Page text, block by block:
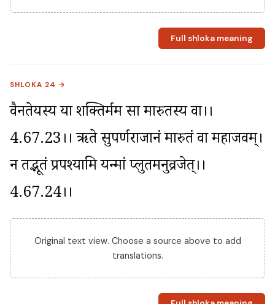
Full shloka meaning
SHLOKA 24 →
वैनतेयस्य या शक्तिर्मम सा मारुतस्य वा।।
4.67.23।। ऋते सुपर्णराजानं मारुतं वा महाजवम्।
न तद्भूतं प्रपश्यामि यन्मां प्लुतमनुव्रजेत्।।
4.67.24।।
Original text view. Choose a source above to add
translations.